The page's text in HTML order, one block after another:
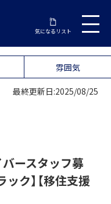
気になるリスト
雰囲気
最終更新日:2025/08/25
ースタッフ募
ック】【移住支援